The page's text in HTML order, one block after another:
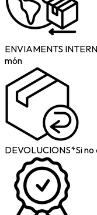
ENVIAMENTS
món
DEVOLUCIONS*Si